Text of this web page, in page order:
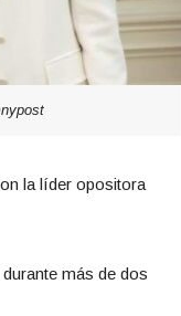
la líder opositora
más de dos